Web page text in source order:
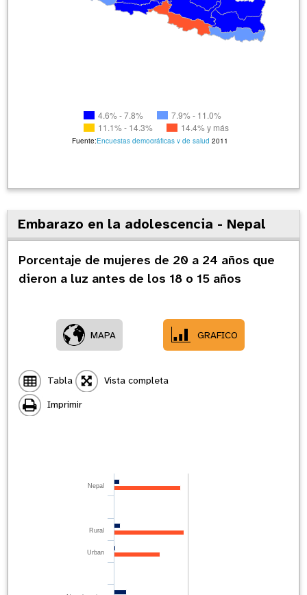
Fuente:Encuestas demográficas y de salud 2011
4.6% - 7.8%
7.9% - 11.0%
11.1% - 14.3%
14.4% y más
Embarazo en la adolescencia - Nepal
Porcentaje de mujeres de 20 a 24 años que
dieron a luz antes de los 18 o 15 años
MAPA GRAFICO
Tabla
Vista completa
Imprimir
Nepal
Rural
Urban